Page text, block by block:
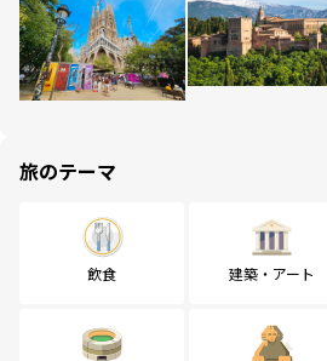
旅のテーマ
飲食 建築・アート